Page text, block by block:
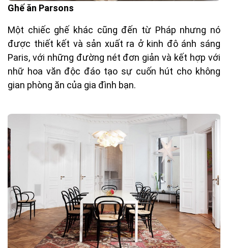
Ghế ăn Parsons
Một chiếc ghế khác cũng đến từ Pháp nhưng nó
được thiết kết và sản xuất ra ở kinh đô ánh sáng
Paris, với những đường nét đơn giản và kết hợp với
nhữ hoa văn độc đáo tạo sự cuốn hút cho không
gian phòng ăn của gia đình bạn.